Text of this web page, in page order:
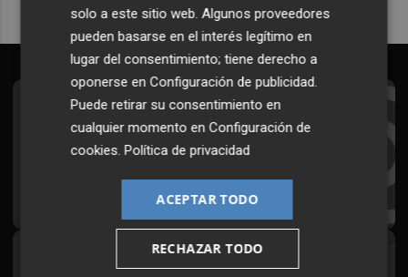
Suscríbete al Boletín
Todos los días a primera hora en tu email
Síguenos en redes
solo a este sitio web. Algunos proveedores
pueden basarse en el interés legítimo en
lugar del consentimiento; tiene derecho a
oponerse enConfiguración de publicidad.
Puede retirar su consentimiento en
cualquier momento enConfiguración de
cookies.Política de privacidad
ACEPTAR TODO
RECHAZAR TODO